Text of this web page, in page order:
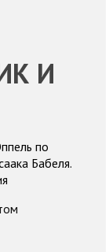
И
по
Бабеля.